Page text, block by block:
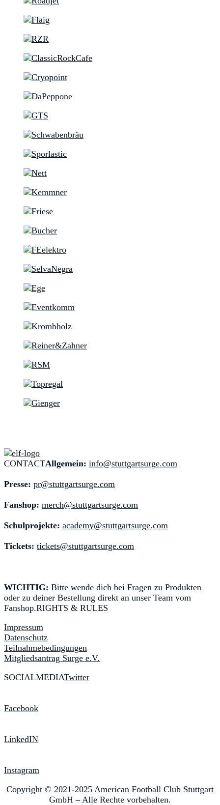
CONTACTAllgemein: info@stuttgartsurge.com
Presse: pr@stuttgartsurge.com
Fanshop: merch@stuttgartsurge.com
Schulprojekte: academy@stuttgartsurge.com
Tickets: tickets@stuttgartsurge.com
WICHTIG: Bitte wende dich bei Fragen zu Produkten
oder zu deiner Bestellung direkt an unser Team vom
Fanshop.RIGHTS & RULES
Impressum
Datenschutz
Teilnahmebedingungen
Mitgliedsantrag Surge e.V.
SOCIALMEDIATwitter
Facebook
LinkedIN
Instagram
Copyright © 2021-2025 American Football Club Stuttgart
GmbH – Alle Rechte vorbehalten.